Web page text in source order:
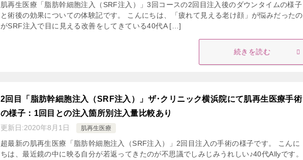
肌再生医療「脂肪幹細胞注入（SRF注入）」3回コースの2回目注入後のダウンタイムの様子
と術後の効果についての体験記です。 こんにちは、「疲れて見える老け顔」が悩みだったの
がSRF注入で目に見える改善をしてきている40代A […]
続きを読む
2回目「脂肪幹細胞注入（SRF注入）」ザ･クリニック横浜院にて肌再生医療手術
の様子：1回目との注入箇所別注入量比較あり
更新日:2020年8月1日 肌再生医療
超最新の肌再生医療「脂肪幹細胞注入（SRF注入）」2回目注入の手術の様子です。 こんに
ちは、最近鏡の中に映る自分が若返ってきたのが不思議でしみじみうれしい♪40代Allyです。